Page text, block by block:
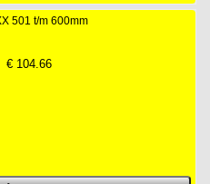
501 t/m 600mm
€ 104.66